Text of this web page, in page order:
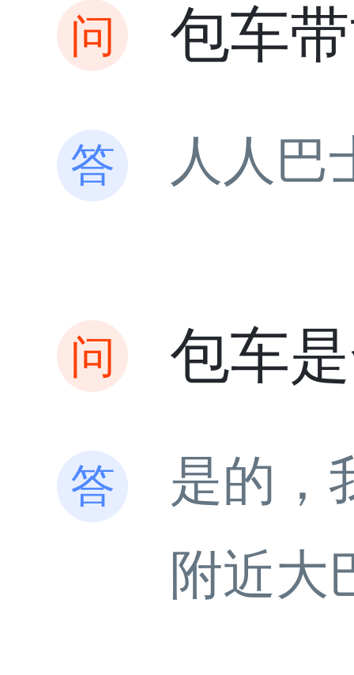
包车
人人巴
包车
是的，
附近大